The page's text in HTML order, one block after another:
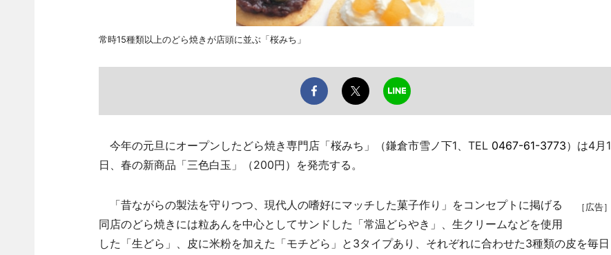
常時15種類以上のどら焼きが店頭に並ぶ「桜みち」
今年の元旦にオープンしたどら焼き専門店「桜みち」（鎌倉市雪ノ下1、TEL 0467-61-3773）は4月1
日、春の新商品「三色白玉」（200円）を発売する。
［広告］
「昔ながらの製法を守りつつ、現代人の嗜好にマッチした菓子作り」をコンセプトに掲げる
同店のどら焼きには粒あんを中心としてサンドした「常温どらやき」、生クリームなどを使用
した「生どら」、皮に米粉を加えた「モチどら」と3タイプあり、それぞれに合わせた3種類の皮を毎日